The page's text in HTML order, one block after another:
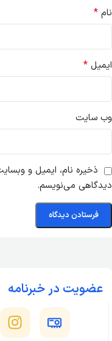
نام *
ایمیل *
وب‌ سایت
ذخیره نام، ایمیل و
دیدگاهی می‌نویسم.
عضویت در خبرنامه